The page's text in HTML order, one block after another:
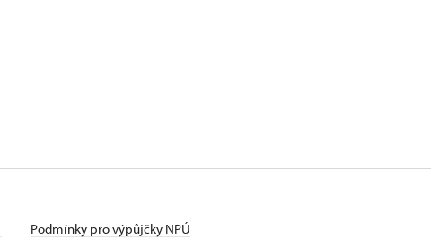
Podmínky pro výpůjčky NPÚ